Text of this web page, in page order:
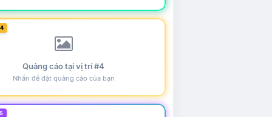
Quảng cáo tại vị trí #4
Nhấn để đặt quảng cáo của bạn